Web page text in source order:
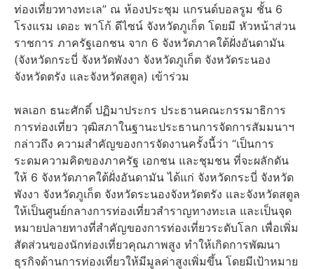
ท่องเที่ยวทางทะเล” ณ ห้องประชุม แกรนด์บอลรูม ชั้น 6
โรงแรม เดอะ พาโก้ ดีไซน์ จังหวัดภูเก็ต โดยมี หัวหน้าส่วน
ราชการ ภาครัฐเอกชน จาก 6 จังหวัดภาคใต้ฝั่งอันดามัน
(จังหวัดกระบี่ จังหวัดพังงา จังหวัดภูเก็ต จังหวัดระนอง
จังหวัดตรัง และจังหวัดสตูล) เข้าร่วม
พลเอก ธนะศักดิ์ ปฏิมาประกร ประธานคณะกรรมาธิการ
การท่องเที่ยว วุฒิสภาในฐานะประธานการจัดการสัมมนาฯ
กล่าวถึง ความสำคัญของการจัดงานครั้งนี้ว่า “เป็นการ
ระดมความคิดของภาครัฐ เอกชน และชุมชน ที่จะผลักดัน
ให้ 6 จังหวัดภาคใต้ฝั่งอันดามัน ได้แก่ จังหวัดกระบี่ จังหวัด
พังงา จังหวัดภูเก็ต จังหวัดระนองจังหวัดตรัง และจังหวัดสตูล
ให้เป็นศูนย์กลางการท่องเที่ยวสำราญทางทะเล และเป็นจุด
หมายปลายทางที่สำคัญของการท่องเที่ยวระดับโลก เพื่อเพิ่ม
สัดส่วนของนักท่องเที่ยวคุณภาพสูง ทำให้เกิดการพัฒนา
ธุรกิจด้านการท่องเที่ยวให้มีมูลค่าสูงเพิ่มขึ้น โดยมีเป้าหมาย